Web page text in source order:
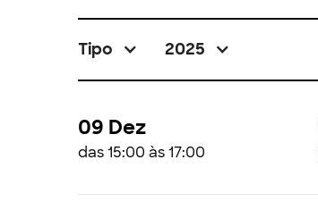
Tipo 2025
09 Dez
das 15:00 às 17:00